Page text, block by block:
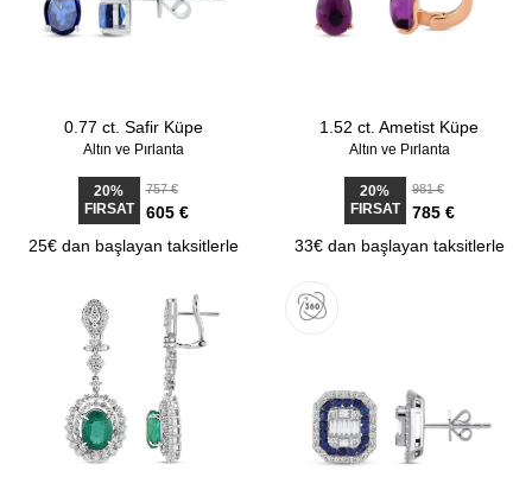
0.77 ct. Safir Küpe
Altın ve Pırlanta
20%
FIRSAT
757 €
605 €
25€ dan başlayan taksitlerle
1.52 ct. Ametist Küpe
Altın ve Pırlanta
20%
FIRSAT
981 €
785 €
33€ dan başlayan taksitlerle